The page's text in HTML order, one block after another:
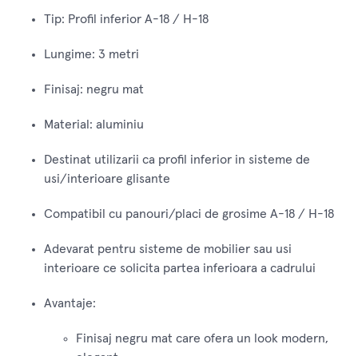
Tip: Profil inferior A-18 / H-18
Lungime: 3 metri
Finisaj: negru mat
Material: aluminiu
Destinat utilizarii ca profil inferior in sisteme de
usi/interioare glisante
Compatibil cu panouri/placi de grosime A-18 / H-18
Adevarat pentru sisteme de mobilier sau usi
interioare ce solicita partea inferioara a cadrului
Avantaje:
Finisaj negru mat care ofera un look modern,